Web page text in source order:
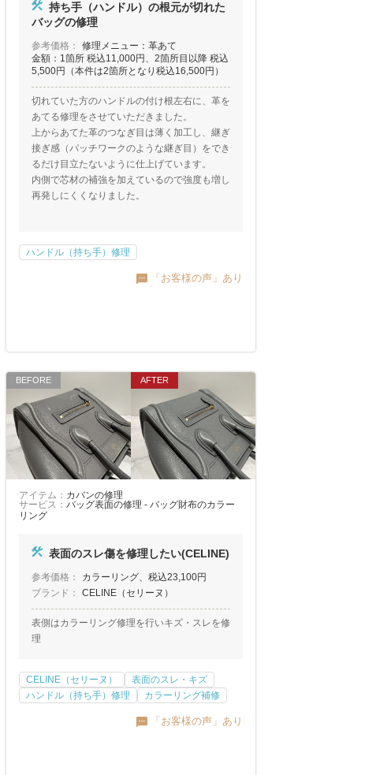
持ち手（ハンドル）の根元が切れた
バッグの修理
参考価格：
修理メニュー：革あて
金額：1箇所 税込11,000円、2箇所目以降 税込
5,500円（本件は2箇所となり税込16,500円）
切れていた方のハンドルの付け根左右に、革を
あてる修理をさせていただきました。
上からあてた革のつなぎ目は薄く加工し、継ぎ
接ぎ感（パッチワークのような継ぎ目）をでき
るだけ目立たないように仕上げています。
内側で芯材の補強を加えているので強度も増し
再発しにくくなりました。
ハンドル（持ち手）修理
「お客様の声」あり
アイテム： カバンの修理
サービス： バッグ表面の修理 - バッグ財布のカラー
リング
表面のスレ傷を修理したい(CELINE)
参考価格：
カラーリング、税込23,100円
ブランド：
CELINE（セリーヌ）
表側はカラーリング修理を行いキズ・スレを修
理
CELINE（セリーヌ）
表面のスレ・キズ
ハンドル（持ち手）修理
カラーリング補修
「お客様の声」あり